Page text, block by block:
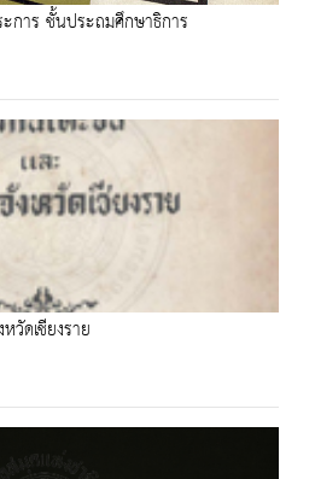
การ ชั้นประถมศึกษาธิการ
วัดเชียงราย